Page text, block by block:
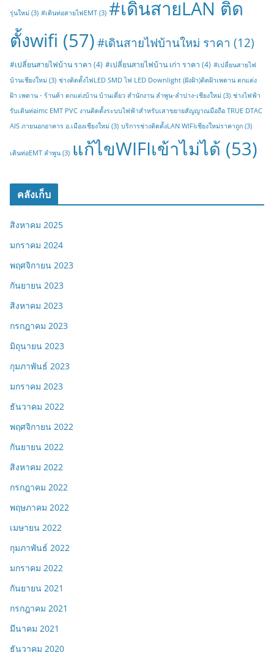
รุ่นใหม่ (3) #เดินท่อสายไฟEMT (3) #เดินสายLAN ติด
ตั้งwifi (57)#เดินสายไฟบ้านใหม่ ราคา (12)
#เปลี่ยนสายไฟบ้าน ราคา (4) #เปลี่ยนสายไฟบ้าน เก่า ราคา (4) #เปลี่ยนสายไฟ
บ้านเชียงใหม่ (3) ช่างติดตั้งไฟLED SMD ไฟ LED Downlight (ฝังฝ้า)ติดฝ้าเพดาน ตกแต่ง
ฝ้า เพดาน - ร้านค้า ตกแต่งบ้าน บ้านเดี่ยว สำนักงาน ลำพูน-ลำปาง-เชียงใหม่ (3) ช่างไฟฟ้า
รับเดินท่อimc EMT PVC งานติดตั้งระบบไฟฟ้าสำหรับเสาขยายสัญญาณมือถือ TRUE DTAC
AIS ภายนอกอาคาร อ.เมืองเชียงใหม่ (3) บริการช่างติดตั้งLAN WIFIเชียงใหม่ราคาถูก (3)
เดินท่อEMT ลำพูน (3) แก้ไขWIFIเข้าไม่ได้ (53)
คลังเก็บ
สิงหาคม 2025
มกราคม 2024
พฤศจิกายน 2023
กันยายน 2023
สิงหาคม 2023
กรกฎาคม 2023
มิถุนายน 2023
กุมภาพันธ์ 2023
มกราคม 2023
ธันวาคม 2022
พฤศจิกายน 2022
กันยายน 2022
สิงหาคม 2022
กรกฎาคม 2022
พฤษภาคม 2022
เมษายน 2022
กุมภาพันธ์ 2022
มกราคม 2022
กันยายน 2021
กรกฎาคม 2021
มีนาคม 2021
ธันวาคม 2020